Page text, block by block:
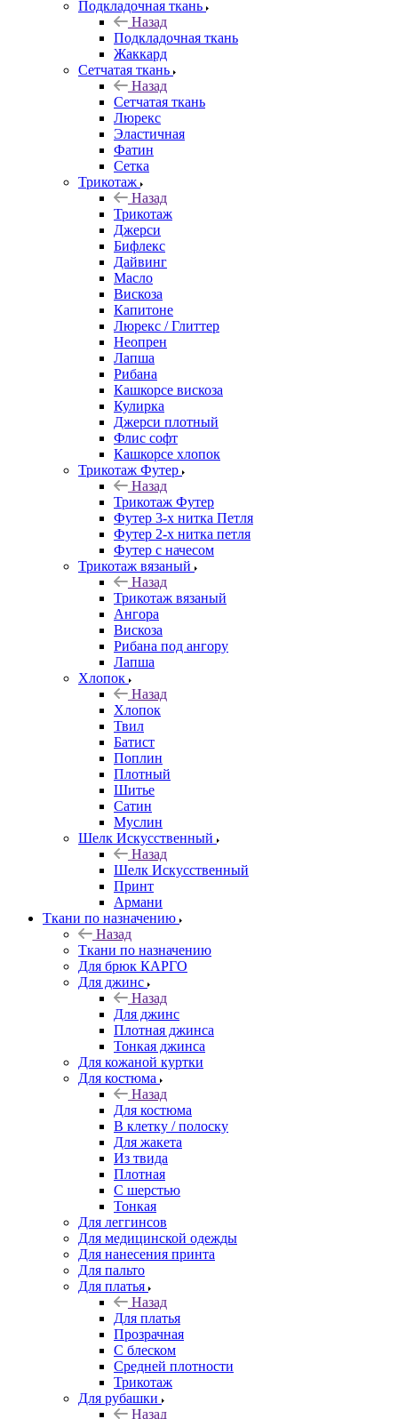
Подкладочная ткань
Назад
Подкладочная ткань
Жаккард
Сетчатая ткань
Назад
Сетчатая ткань
Люрекс
Эластичная
Фатин
Сетка
Трикотаж
Назад
Трикотаж
Джерси
Бифлекс
Дайвинг
Масло
Вискоза
Капитоне
Люрекс / Глиттер
Неопрен
Лапша
Рибана
Кашкорсе вискоза
Кулирка
Джерси плотный
Флис софт
Кашкорсе хлопок
Трикотаж Футер
Назад
Трикотаж Футер
Футер 3-х нитка Петля
Футер 2-х нитка петля
Футер с начесом
Трикотаж вязаный
Назад
Трикотаж вязаный
Ангора
Вискоза
Рибана под ангору
Лапша
Хлопок
Назад
Хлопок
Твил
Батист
Поплин
Плотный
Шитье
Сатин
Муслин
Шелк Искусственный
Назад
Шелк Искусственный
Принт
Армани
Ткани по назначению
Назад
Ткани по назначению
Для брюк КАРГО
Для джинс
Назад
Для джинс
Плотная джинса
Тонкая джинса
Для кожаной куртки
Для костюма
Назад
Для костюма
В клетку / полоску
Для жакета
Из твида
Плотная
С шерстью
Тонкая
Для леггинсов
Для медицинской одежды
Для нанесения принта
Для пальто
Для платья
Назад
Для платья
Прозрачная
С блеском
Средней плотности
Трикотаж
Для рубашки
Назад